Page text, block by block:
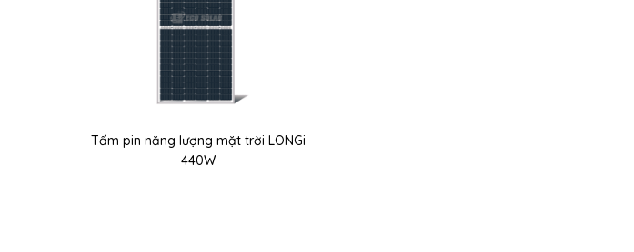
Tấm pin năng lượng mặt trời LONGi
440W